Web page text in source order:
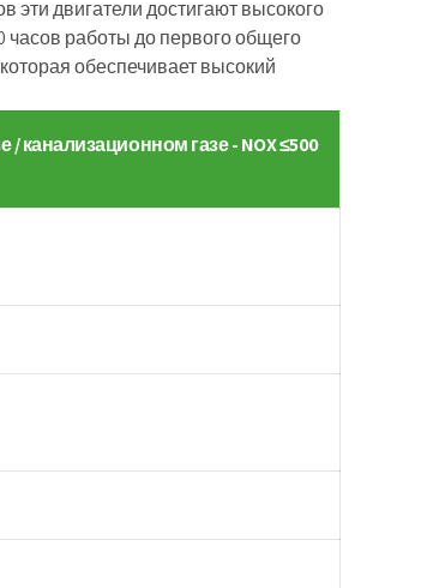
двигатели достигают высокого
работы до первого общего
обеспечивает высокий
канализационном газе - NOX ≤500